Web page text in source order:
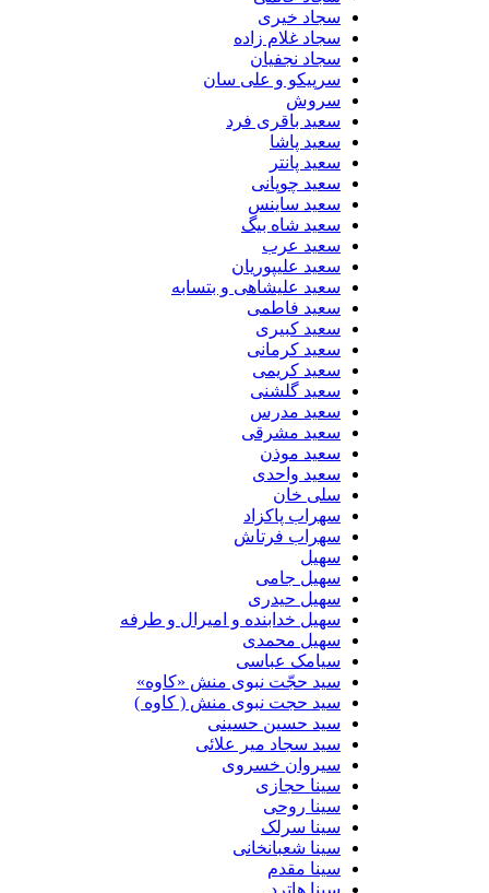
سجاد خیری
سجاد غلام زاده
سجاد نجفیان
سرپیکو و علی سان
سروش
سعید باقری فرد
سعید پاشا
سعید پانتر
سعید چوپانی
سعید ساینس
سعید شاه بیگ
سعید عرب
سعید علیپوریان
سعید علیشاهی و بتسابه
سعید فاطمی
سعید کبیری
سعید کرمانی
سعید کریمی
سعید گلشنی
سعید مدرس
سعید مشرقی
سعید موذن
سعید واحدی
سلی خان
سهراب پاکزاد
سهراب فرتاش
سهیل
سهیل جامی
سهیل حیدری
سهیل خدابنده و امیرال و طرفه
سهیل محمدی
سیامک عباسی
سید حجّت نبوی منش «کاوه»
سید حجت نبوی منش ( کاوه )
سید حسین حسینى
سید سجاد میر علائی
سیروان خسروی
سینا حجازی
سینا روحی
سینا سرلک
سینا شعبانخانی
سینا مقدم